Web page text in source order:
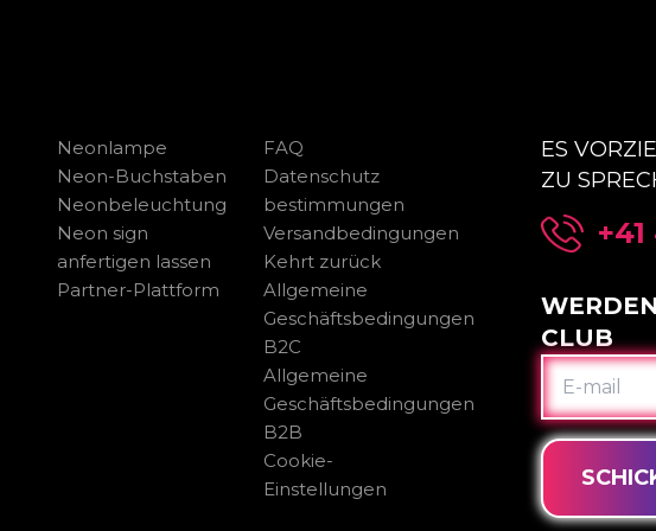
Neonlampe
Neon-Buchstaben
Neonbeleuchtung
Neon sign
anfertigen lassen
Partner-Plattform
FAQ
Datenschutz
bestimmungen
Versandbedingungen
Kehrt zurück
Allgemeine
Geschäftsbedingungen
B2C
Allgemeine
Geschäftsbedingungen
B2B
Cookie-
Einstellungen
ES
ZU
CLUB
E-
MAIL